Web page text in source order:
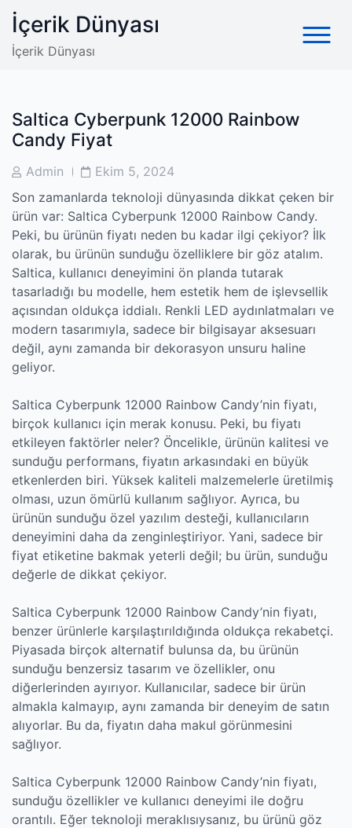
Skip
content
İçerik Dünyası
İçerik Dünyası
Saltica Cyberpunk 12000 Rainbow
Candy Fiyat
PostAdmin
PostEkim 5, 2024
Son zamanlarda teknoloji dünyasında dikkat çeken bir
ürün var: Saltica Cyberpunk 12000 Rainbow Candy.
Peki, bu ürünün fiyatı neden bu kadar ilgi çekiyor? İlk
olarak, bu ürünün sunduğu özelliklere bir göz atalım.
Saltica, kullanıcı deneyimini ön planda tutarak
tasarladığı bu modelle, hem estetik hem de işlevsellik
açısından oldukça iddialı. Renkli LED aydınlatmaları ve
modern tasarımıyla, sadece bir bilgisayar aksesuarı
değil, aynı zamanda bir dekorasyon unsuru haline
geliyor.
Saltica Cyberpunk 12000 Rainbow Candy’nin fiyatı,
birçok kullanıcı için merak konusu. Peki, bu fiyatı
etkileyen faktörler neler? Öncelikle, ürünün kalitesi ve
sunduğu performans, fiyatın arkasındaki en büyük
etkenlerden biri. Yüksek kaliteli malzemelerle üretilmiş
olması, uzun ömürlü kullanım sağlıyor. Ayrıca, bu
ürünün sunduğu özel yazılım desteği, kullanıcıların
deneyimini daha da zenginleştiriyor. Yani, sadece bir
fiyat etiketine bakmak yeterli değil; bu ürün, sunduğu
değerle de dikkat çekiyor.
Saltica Cyberpunk 12000 Rainbow Candy’nin fiyatı,
benzer ürünlerle karşılaştırıldığında oldukça rekabetçi.
Piyasada birçok alternatif bulunsa da, bu ürünün
sunduğu benzersiz tasarım ve özellikler, onu
diğerlerinden ayırıyor. Kullanıcılar, sadece bir ürün
almakla kalmayıp, aynı zamanda bir deneyim de satın
alıyorlar. Bu da, fiyatın daha makul görünmesini
sağlıyor.
Saltica Cyberpunk 12000 Rainbow Candy’nin fiyatı,
sunduğu özellikler ve kullanıcı deneyimi ile doğru
orantılı. Eğer teknoloji meraklısıysanız, bu ürünü göz